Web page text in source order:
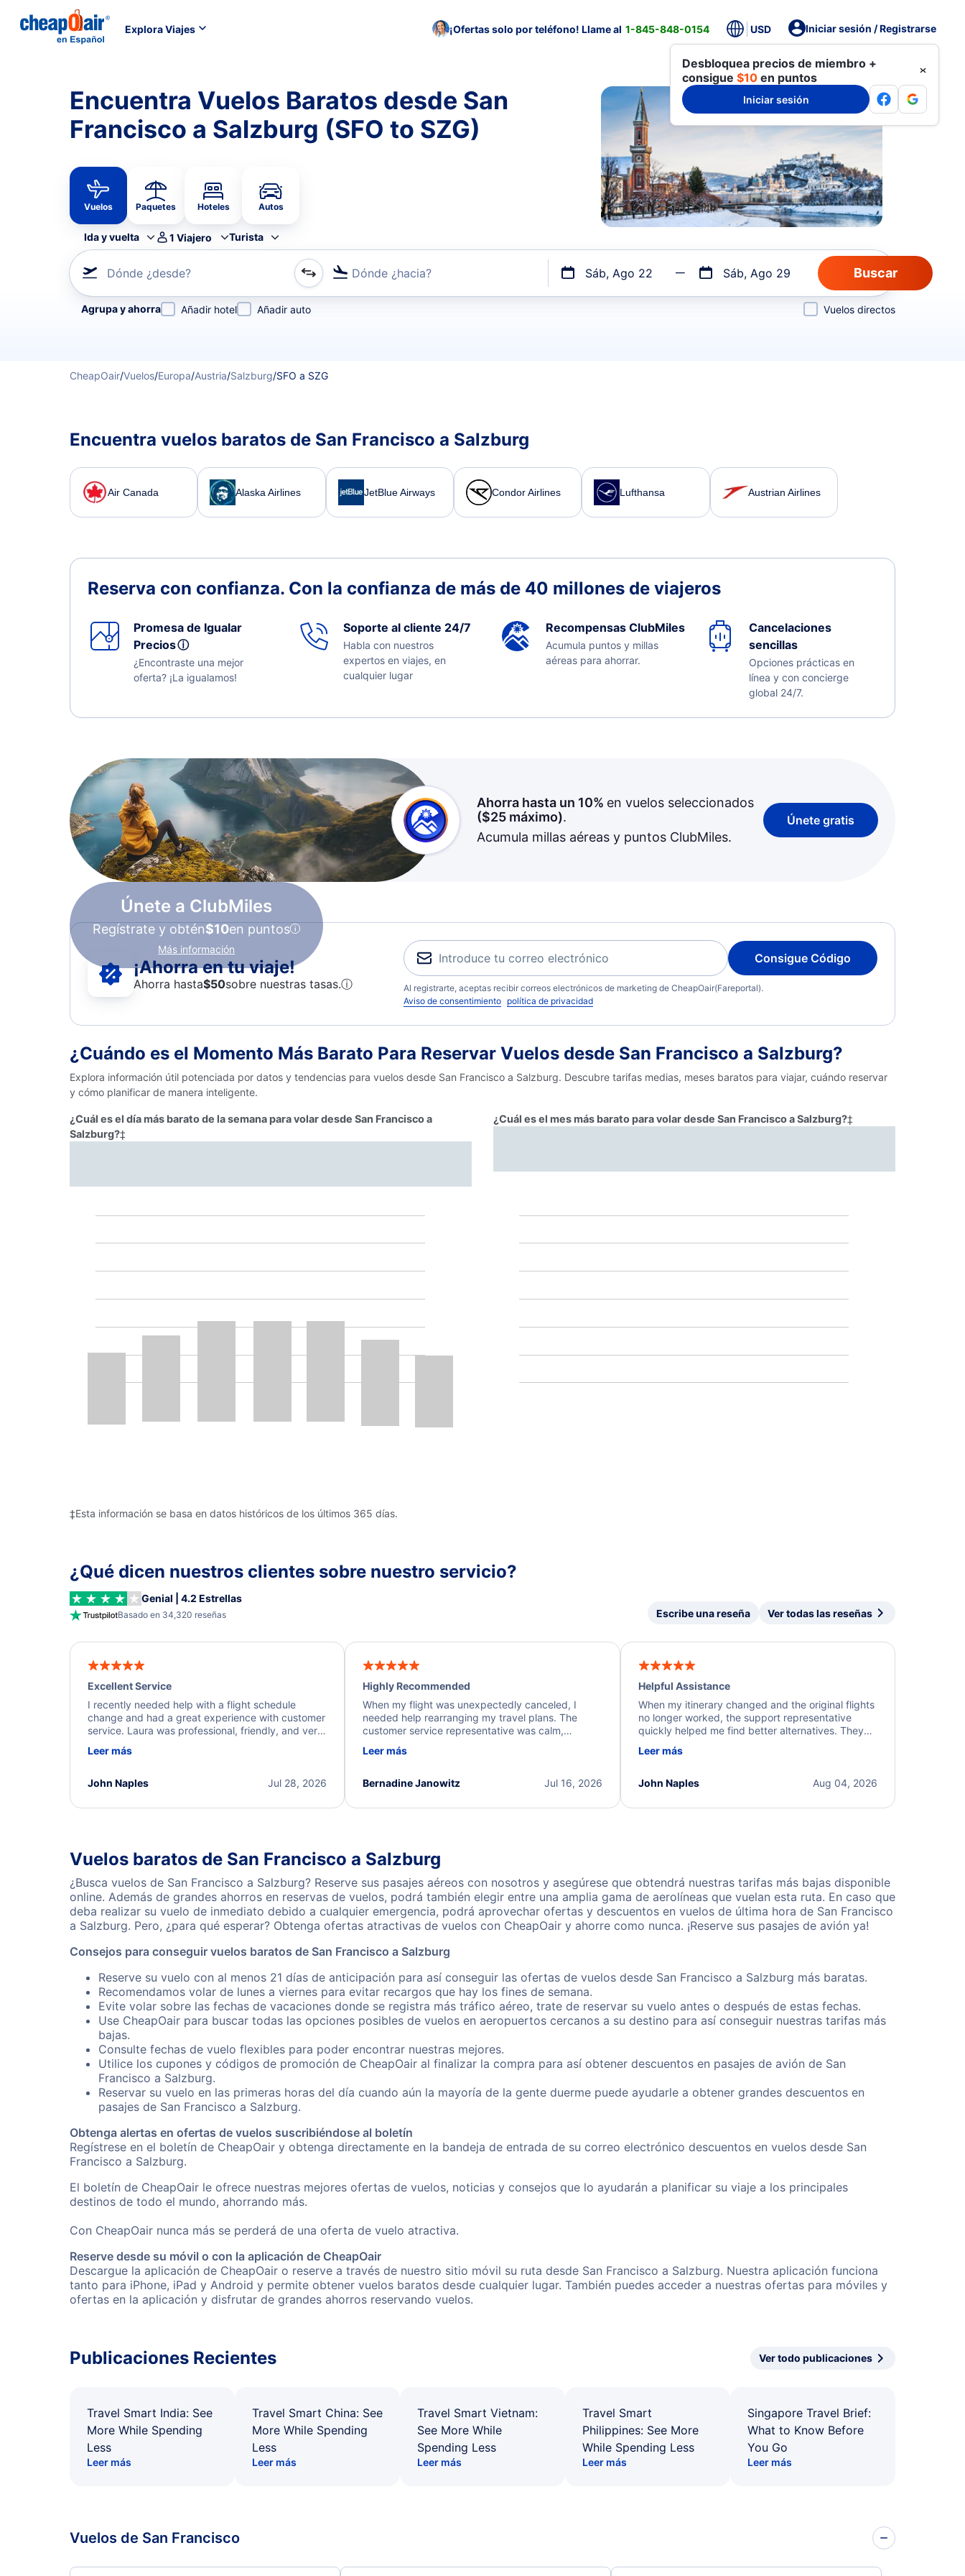
Explora Viajes ¡Ofertas solo por teléfono! Llame al 1-845-848-0154 USD Iniciar sesión / Registrarse
Desbloquea precios de miembro +
consigue $10 en puntos
Iniciar sesión
Encuentra Vuelos Baratos desde San
Francisco a Salzburg (SFO to SZG)
Vuelos Paquetes Hoteles Autos
Ida y vuelta 1 Viajero Turista
Dónde ¿desde? Dónde ¿hacia? Sáb, Ago 22 Sáb, Ago 29
Refina tu búsqueda por aerolínea, por ciudad o aeropuerto o por vuelos directos
Agrupa y ahorra Añadir hotel Añadir auto Vuelos directos
CheapOair/Vuelos/Europa/Austria/Salzburg/SFO a SZG
Encuentra vuelos baratos de San Francisco a Salzburg
Air Canada Alaska Airlines JetBlue Airways Condor Airlines Lufthansa Austrian Airlines
Reserva con confianza. Con la confianza de más de 40 millones de viajeros
Promesa de Igualar
Preciosⓘ
¿Encontraste una mejor
oferta? ¡La igualamos!
Soporte al cliente 24/7
Habla con nuestros
expertos en viajes, en
cualquier lugar
Recompensas ClubMiles
Acumula puntos y millas
aéreas para ahorrar.
Cancelaciones
sencillas
Opciones prácticas en
línea y con concierge
global 24/7.
Únete a ClubMiles
Regístrate y obtén$10en puntos
Más información
Ahorra hasta un 10% en vuelos seleccionados
($25máximo).
Acumula millas aéreas y puntos ClubMiles.
Únete gratis
¡Ahorra en tu viaje!
Ahorra hasta$50sobre nuestras tasas.ⓘ
Consigue Código
Al registrarte, aceptas recibir correos electrónicos de marketing de CheapOair(Fareportal).
Aviso de consentimiento política de privacidad
¿Cuándo es el Momento Más Barato Para Reservar Vuelos desde San Francisco a Salzburg?
Explora información útil potenciada por datos y tendencias para vuelos desde San Francisco a Salzburg. Descubre tarifas medias, meses baratos para viajar, cuándo reservar
y cómo planificar de manera inteligente.
¿Cuál es el día más barato de la semana para volar desde San Francisco a
Salzburg?‡
¿Cuál es el mes más barato para volar desde San Francisco a Salzburg?‡
‡Esta información se basa en datos históricos de los últimos 365 días.
¿Qué dicen nuestros clientes sobre nuestro servicio?
Genial | 4.2 Estrellas
Basado en 34,320 reseñas Escribe una reseña Ver todas las reseñas
Excellent Service
I recently needed help with a flight schedule
change and had a great experience with customer
service. Laura was professional, friendly, and very
a solution and kept me informed of the next steps.
Leer más
Jul 28, 2026
John Naples
Highly Recommended
When my flight was unexpectedly canceled, I
needed help rearranging my travel plans. The
customer service representative was calm,
process. They quickly found alternative flight
I truly appreciate the excellent support and
Leer más
Jul 16, 2026
Bernadine Janowitz
Helpful Assistance
When my itinerary changed and the original flights
no longer worked, the support representative
quickly helped me find better alternatives. They
beyond to resolve the issue. I'm grateful for the
Leer más
Aug 04, 2026
John Naples
Vuelos baratos de San Francisco a Salzburg
¿Busca vuelos de San Francisco a Salzburg? Reserve sus pasajes aéreos con nosotros y asegúrese que obtendrá nuestras tarifas más bajas disponible
online. Además de grandes ahorros en reservas de vuelos, podrá también elegir entre una amplia gama de aerolíneas que vuelan esta ruta. En caso que
deba realizar su vuelo de inmediato debido a cualquier emergencia, podrá aprovechar ofertas y descuentos en vuelos de última hora de San Francisco
a Salzburg. Pero, ¿para qué esperar? Obtenga ofertas atractivas de vuelos con CheapOair y ahorre como nunca. ¡Reserve sus pasajes de avión ya!
Consejos para conseguir vuelos baratos de San Francisco a Salzburg
Reserve su vuelo con al menos 21 días de anticipación para así conseguir las ofertas de vuelos desde San Francisco a Salzburg más baratas.
Recomendamos volar de lunes a viernes para evitar recargos que hay los fines de semana.
Evite volar sobre las fechas de vacaciones donde se registra más tráfico aéreo, trate de reservar su vuelo antes o después de estas fechas.
Use CheapOair para buscar todas las opciones posibles de vuelos en aeropuertos cercanos a su destino para así conseguir nuestras tarifas más
bajas.
Consulte fechas de vuelo flexibles para poder encontrar nuestras mejores.
Utilice los cupones y códigos de promoción de CheapOair al finalizar la compra para así obtener descuentos en pasajes de avión de San
Francisco a Salzburg.
Reservar su vuelo en las primeras horas del día cuando aún la mayoría de la gente duerme puede ayudarle a obtener grandes descuentos en
pasajes de San Francisco a Salzburg.
Obtenga alertas en ofertas de vuelos suscribiéndose al boletín
Regístrese en el boletín de CheapOair y obtenga directamente en la bandeja de entrada de su correo electrónico descuentos en vuelos desde San
Francisco a Salzburg.
El boletín de CheapOair le ofrece nuestras mejores ofertas de vuelos, noticias y consejos que lo ayudarán a planificar su viaje a los principales
destinos de todo el mundo, ahorrando más.
Con CheapOair nunca más se perderá de una oferta de vuelo atractiva.
Reserve desde su móvil o con la aplicación de CheapOair
Descargue la aplicación de CheapOair o reserve a través de nuestro sitio móvil su ruta desde San Francisco a Salzburg. Nuestra aplicación funciona
tanto para iPhone, iPad y Android y permite obtener vuelos baratos desde cualquier lugar. También puedes acceder a nuestras ofertas para móviles y
ofertas en la aplicación y disfrutar de grandes ahorros reservando vuelos.
Publicaciones Recientes Ver todo publicaciones
Travel Smart India: See
More While Spending
Less
Leer más
Travel Smart China: See
More While Spending
Less
Leer más
Travel Smart Vietnam:
See More While
Spending Less
Leer más
Travel Smart
Philippines: See More
While Spending Less
Leer más
Singapore Travel Brief:
What to Know Before
You Go
Leer más
Vuelos de San Francisco